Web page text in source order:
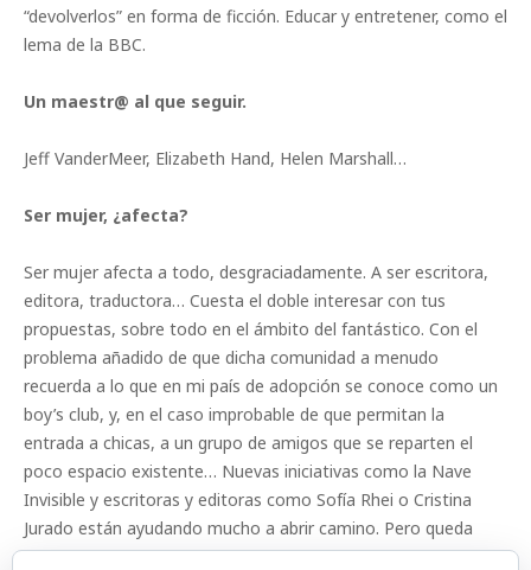
“devolverlos” en forma de ficción. Educar y entretener, como el
lema de la BBC.
Un maestr@ al que seguir.
Jeff VanderMeer, Elizabeth Hand, Helen Marshall…
Ser mujer, ¿afecta?
Ser mujer afecta a todo, desgraciadamente. A ser escritora,
editora, traductora… Cuesta el doble interesar con tus
propuestas, sobre todo en el ámbito del fantástico. Con el
problema añadido de que dicha comunidad a menudo
recuerda a lo que en mi país de adopción se conoce como un
boy’s club, y, en el caso improbable de que permitan la
entrada a chicas, a un grupo de amigos que se reparten el
poco espacio existente… Nuevas iniciativas como la Nave
Invisible y escritoras y editoras como Sofía Rhei o Cristina
Jurado están ayudando mucho a abrir camino. Pero queda
tanto por hacer que hay que admitirlo: las cosas no cambian